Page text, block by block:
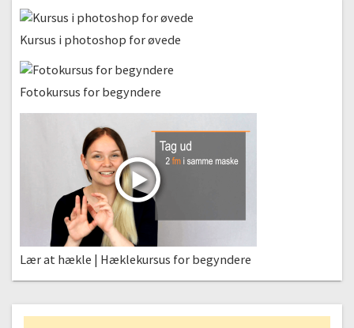
Kursus i photoshop for øvede
Fotokursus for begyndere
Lær at hækle | Hæklekursus for begyndere